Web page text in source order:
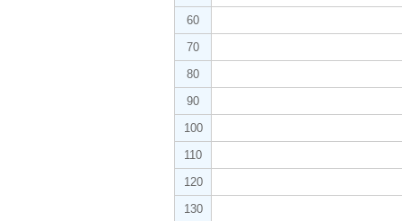
60
70
80
90
100
110
120
130